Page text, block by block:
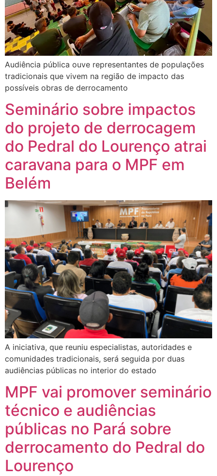
Audiência pública ouve representantes de populações
tradicionais que vivem na região de impacto das
possíveis obras de derrocamento
Seminário sobre impactos
do projeto de derrocagem
do Pedral do Lourenço atrai
caravana para o MPF em
Belém
A iniciativa, que reuniu especialistas, autoridades e
comunidades tradicionais, será seguida por duas
audiências públicas no interior do estado
MPF vai promover seminário
técnico e audiências
públicas no Pará sobre
derrocamento do Pedral do
Lourenço